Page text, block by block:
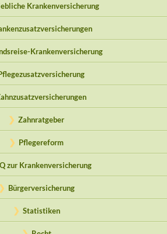
Krankenversicherung
Krankenversicherung
Zahnratgeber
Pflegereform
zur Krankenversicherung
Bürgerversicherung
Statistiken